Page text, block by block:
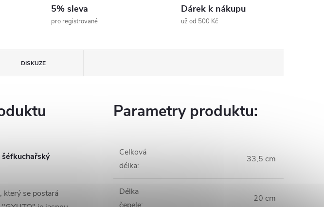
5% sleva
pro registrované
Dárek k nákupu
už od 500 Kč
DISKUZE
šéfkuchařský
který se postará
Parametry produktu:
Celková
délka:
33,5 cm
Délka
20 cm